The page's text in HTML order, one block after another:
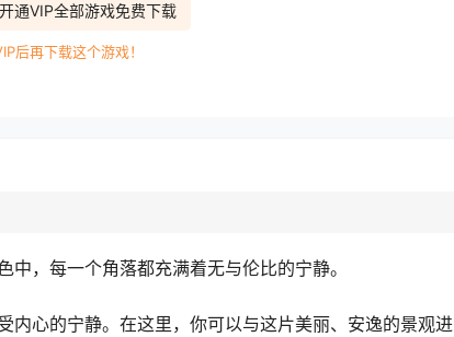
开通VIP全部游戏免费下载
后再下载这个游戏！
，每一个角落都充满着无与伦比的宁静。
内心的宁静。在这里，你可以与这片美丽、安逸的景观进